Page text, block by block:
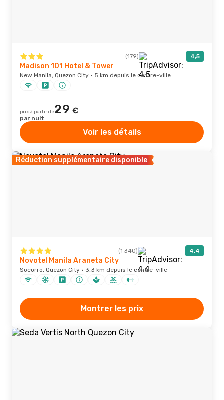
(179) 4,5
Madison 101 Hotel & Tower
New Manila, Quezon City · 5 km depuis le centre-ville
prix à partir de29 €
par nuit
Voir les détails
Réduction supplémentaire disponible
(1 340) 4,4
Novotel Manila Araneta City
Socorro, Quezon City · 3,3 km depuis le centre-ville
Montrer les prix